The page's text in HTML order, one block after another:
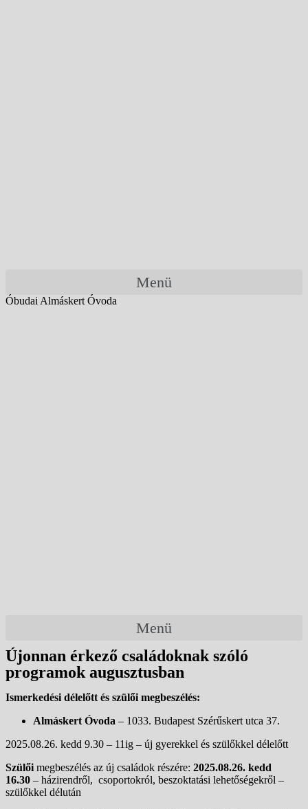
Menü
Óbudai Almáskert Óvoda
Menü
Újonnan érkező családoknak szóló
programok augusztusban
Ismerkedési délelőtt és szülői megbeszélés:
Almáskert Óvoda – 1033. Budapest Szérűskert utca 37.
2025.08.26. kedd 9.30 – 11ig – új gyerekkel és szülőkkel délelőtt
Szülői megbeszélés az új családok részére: 2025.08.26. kedd
16.30 – házirendről, csoportokról, beszoktatási lehetőségekről –
szülőkkel délután